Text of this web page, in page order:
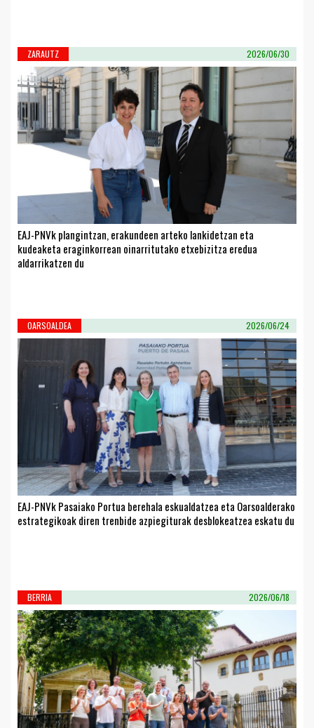
ZARAUTZ 2026/06/30
EAJ-PNVk plangintzan, erakundeen arteko lankidetzan eta
kudeaketa eraginkorrean oinarritutako etxebizitza eredua
aldarrikatzen du
OARSOALDEA 2026/06/24
EAJ-PNVk Pasaiako Portua berehala eskualdatzea eta Oarsoalderako
estrategikoak diren trenbide azpiegiturak desblokeatzea eskatu du
BERRIA 2026/06/18